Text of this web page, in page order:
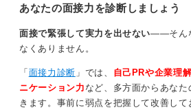
あなたの面接力を診断しましょう
面接で緊張して実力を出せない――そん
なくありません。
「 面接力診断 」では、 自己PRや企業理
ニケーション力 など、多方面からあな
きます。事前に弱点を把握して改善し